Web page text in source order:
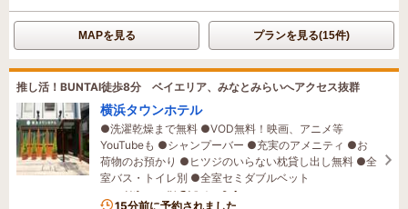
MAPを見る プランを見る(15件)
推し活！BUNTAI徒歩8分 ベイエリア、みなとみらいへアクセス抜群
横浜タウンホテル
●洗濯乾燥まで無料 ●VOD無料！映画、アニメ等
YouTubeも ●シャンプーバー ●充実のアメニティ ●お
荷物のお預かり ●ヒツジのいらない枕貸し出し無料 ●全
室バス・トイレ別 ●全室セミダブルベット
3名がこの宿を見ています